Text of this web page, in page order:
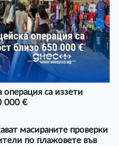
са иззети
000 €
масираните проверки
по плажовете във